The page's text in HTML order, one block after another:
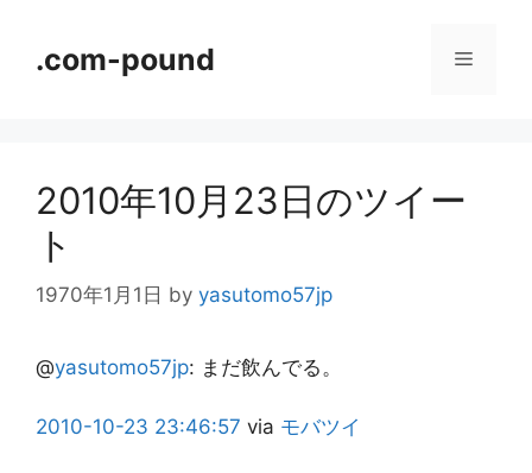
.com-pound メ
2010年10月23日のツイー
ト
1970年1月1日 by yasutomo57jp
@yasutomo57jp: まだ飲んでる。
2010-10-23 23:46:57 via モバツイ